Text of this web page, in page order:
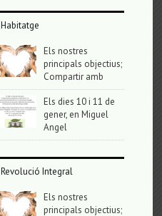
Habitatge
Els nostres
principals objectius;
Compartir amb
Els dies 10 i 11 de
gener, en Miguel
Angel
Revolució Integral
Els nostres
principals objectius;